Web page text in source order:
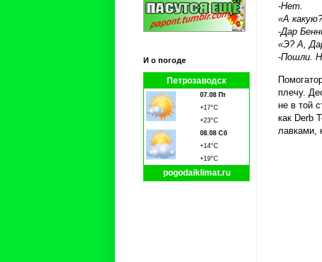
-Нет.
«А
-Дар
«Э? А,
-Пошли.
плечу.
не в той
как Derb
лавками,
И о погоде
Петрозаводск
07.08 Пт
+17°C
+23°C
08.08 Сб
+14°C
+19°C
pogodaiklimat.ru